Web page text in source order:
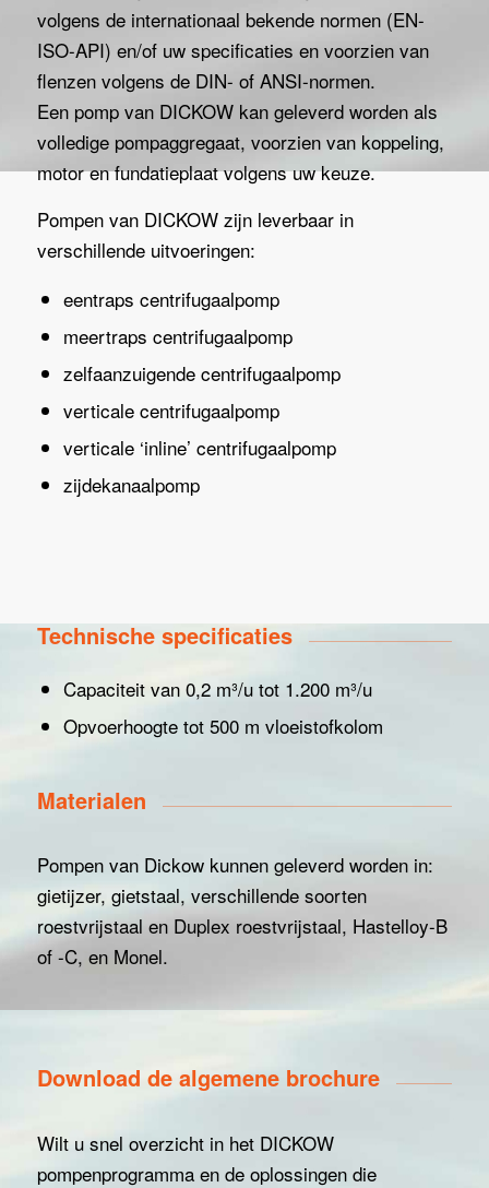
volgens de internationaal bekende normen (EN-
ISO-API) en/of uw specificaties en voorzien van
flenzen volgens de DIN- of ANSI-normen.
Een pomp van DICKOW kan geleverd worden als
volledige pompaggregaat, voorzien van koppeling,
motor en fundatieplaat volgens uw keuze.
Pompen van DICKOW zijn leverbaar in
verschillende uitvoeringen:
eentraps centrifugaalpomp
meertraps centrifugaalpomp
zelfaanzuigende centrifugaalpomp
verticale centrifugaalpomp
verticale ‘inline’ centrifugaalpomp
zijdekanaalpomp
Technische specificaties
Capaciteit van 0,2 m³/u tot 1.200 m³/u
Opvoerhoogte tot 500 m vloeistofkolom
Materialen
Pompen van Dickow kunnen geleverd worden in:
gietijzer, gietstaal, verschillende soorten
roestvrijstaal en Duplex roestvrijstaal, Hastelloy-B
of -C, en Monel.
Download de algemene brochure
Wilt u snel overzicht in het DICKOW
pompenprogramma en de oplossingen die